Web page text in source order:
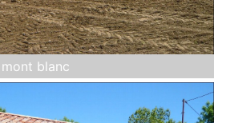
blanc